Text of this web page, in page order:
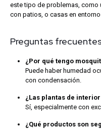
este tipo de problemas, como
con patios, o casas en
Preguntas
¿Por qué tengo
Puede haber humedad
con condensación.
¿Las plantas de
Sí, especialmente con
¿Qué productos son